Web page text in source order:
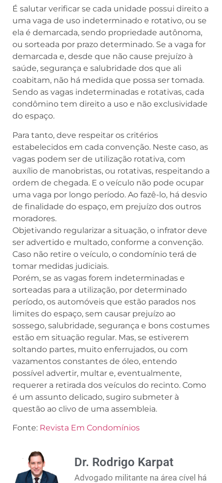
É salutar verificar se cada unidade possui direito a
uma vaga de uso indeterminado e rotativo, ou se
ela é demarcada, sendo propriedade autônoma,
ou sorteada por prazo determinado. Se a vaga for
demarcada e, desde que não cause prejuízo à
saúde, segurança e salubridade dos que ali
coabitam, não há medida que possa ser tomada.
Sendo as vagas indeterminadas e rotativas, cada
condômino tem direito a uso e não exclusividade
do espaço.
Para tanto, deve respeitar os critérios
estabelecidos em cada convenção. Neste caso, as
vagas podem ser de utilização rotativa, com
auxílio de manobristas, ou rotativas, respeitando a
ordem de chegada. E o veículo não pode ocupar
uma vaga por longo período. Ao fazê-lo, há desvio
de finalidade do espaço, em prejuízo dos outros
moradores.
Objetivando regularizar a situação, o infrator deve
ser advertido e multado, conforme a convenção.
Caso não retire o veículo, o condomínio terá de
tomar medidas judiciais.
Porém, se as vagas forem indeterminadas e
sorteadas para a utilização, por determinado
período, os automóveis que estão parados nos
limites do espaço, sem causar prejuízo ao
sossego, salubridade, segurança e bons costumes
estão em situação regular. Mas, se estiverem
soltando partes, muito enferrujados, ou com
vazamentos constantes de óleo, entendo
possível advertir, multar e, eventualmente,
requerer a retirada dos veículos do recinto. Como
é um assunto delicado, sugiro submeter à
questão ao clivo de uma assembleia.
Fonte: Revista Em Condomínios
Dr. Rodrigo Karpat
Advogado militante na área cível há